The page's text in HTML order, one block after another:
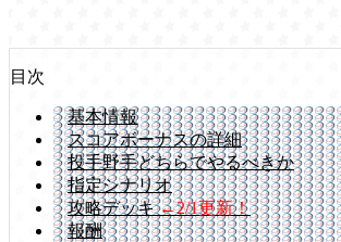
目次
基本情報
スコアボーナスの詳細
投手野手どちらでやるべきか
指定シナリオ
攻略デッキ←2/1更新！
報酬